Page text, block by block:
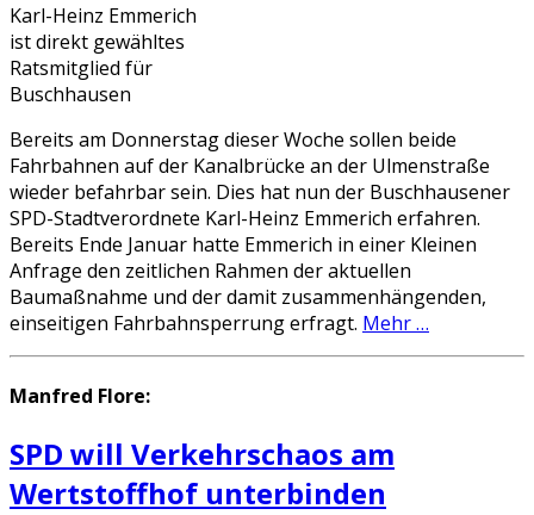
Karl-Heinz Emmerich
ist direkt gewähltes
Ratsmitglied für
Buschhausen
Bereits am Donnerstag dieser Woche sollen beide
Fahrbahnen auf der Kanalbrücke an der Ulmenstraße
wieder befahrbar sein. Dies hat nun der Buschhausener
SPD-Stadtverordnete Karl-Heinz Emmerich erfahren.
Bereits Ende Januar hatte Emmerich in einer Kleinen
Anfrage den zeitlichen Rahmen der aktuellen
Baumaßnahme und der damit zusammenhängenden,
einseitigen Fahrbahnsperrung erfragt. Mehr …
Manfred Flore:
SPD will Verkehrschaos am
Wertstoffhof unterbinden